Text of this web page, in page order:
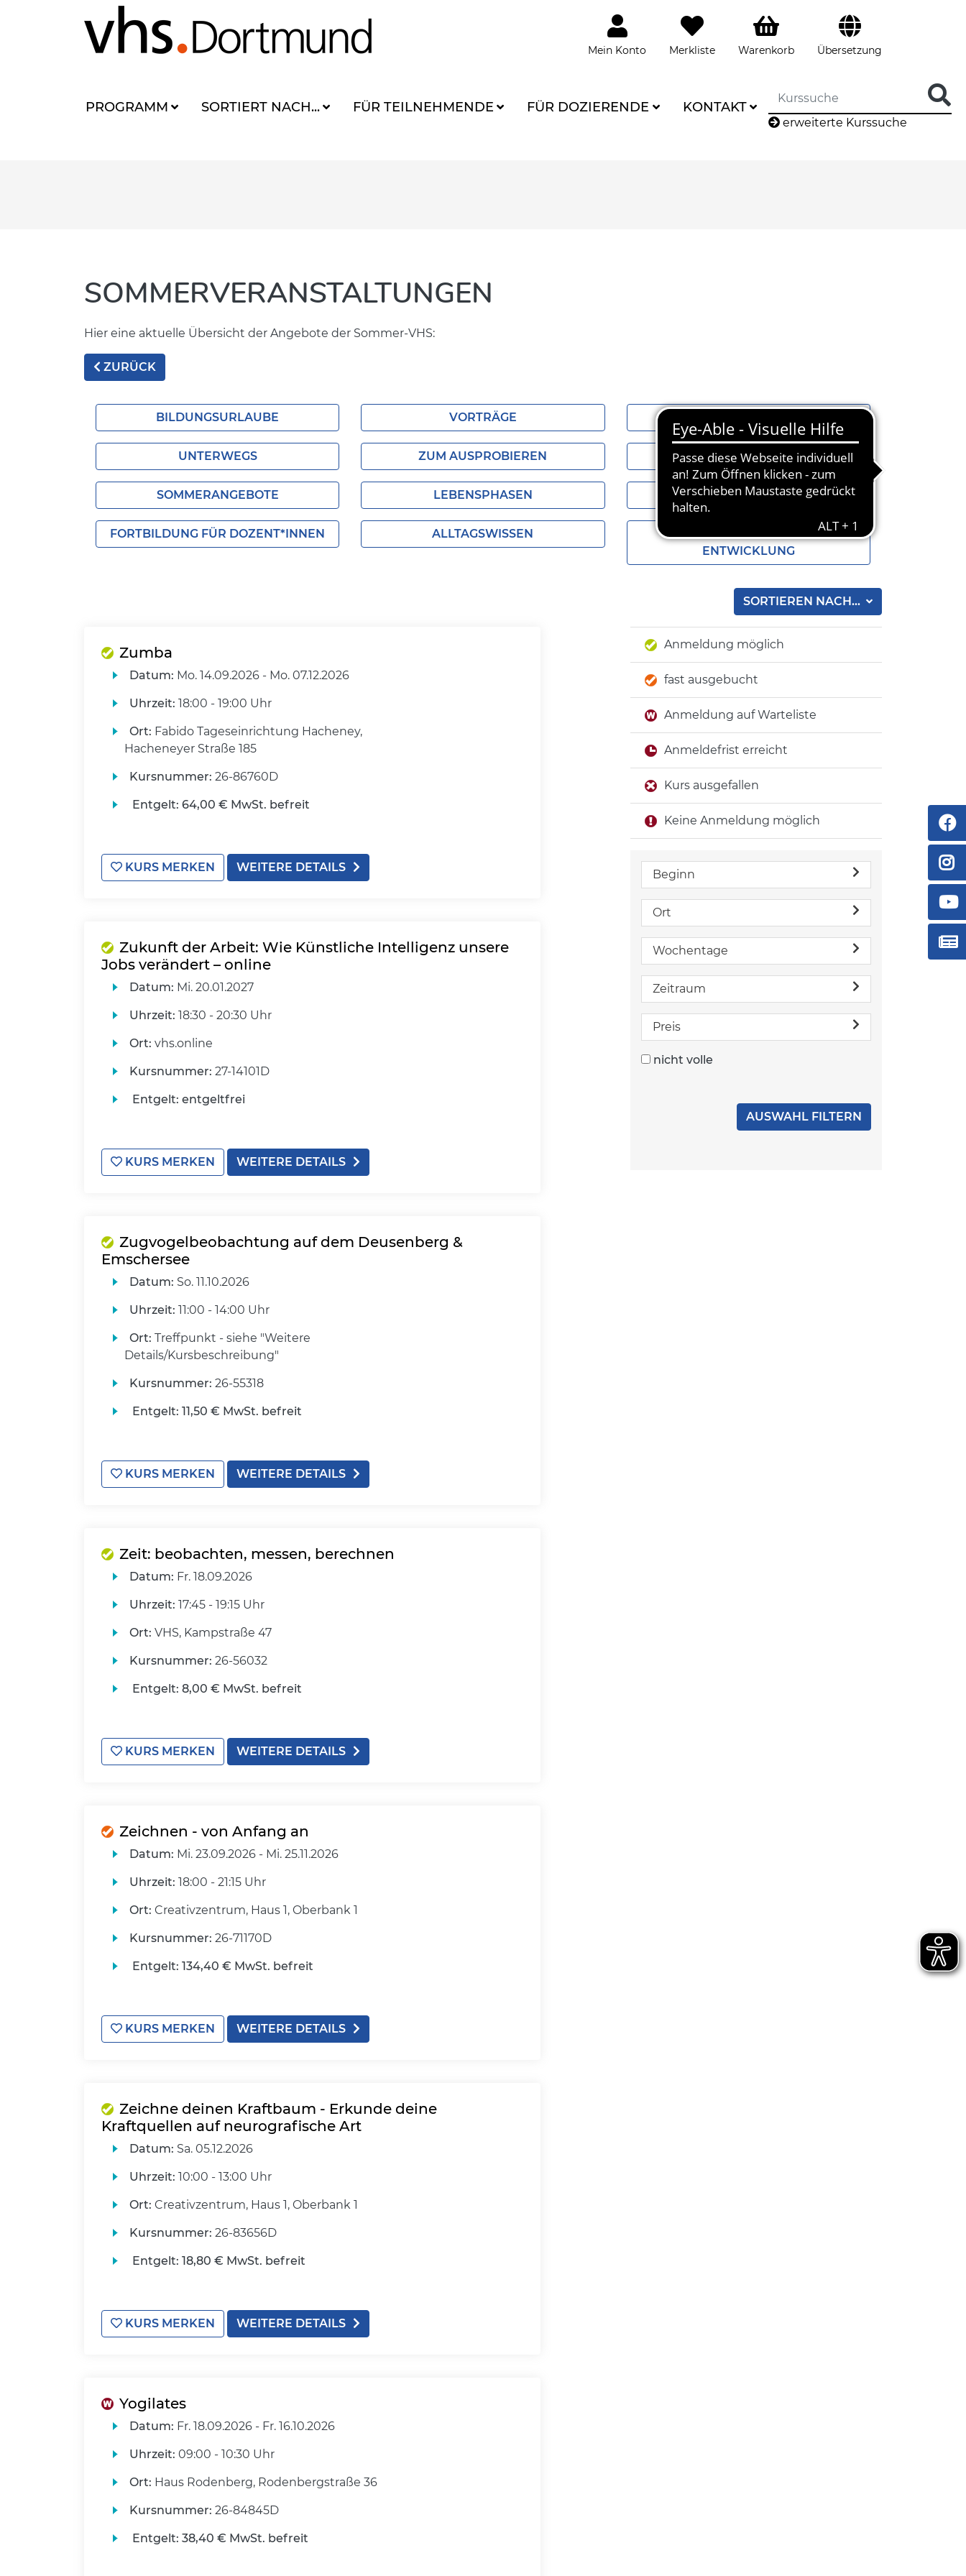
Mein Konto Merkliste Warenkorb Übersetzung
PROGRAMM SORTIERT NACH... FÜR TEILNEHMENDE FÜR DOZIERENDE KONTAKT
erweiterte Kurssuche
SOMMERVERANSTALTUNGEN
Hier eine aktuelle Übersicht der Angebote der Sommer-VHS:
ZURÜCK
BILDUNGSURLAUBE VORTRÄGE
UNTERWEGS ZUM AUSPROBIEREN IN DEN STADTBEZIRKEN
SOMMERANGEBOTE LEBENSPHASEN AUSSTELLUNGEN
FORTBILDUNG FÜR DOZENT*INNEN ALLTAGSWISSEN
17 ZIELE FÜR NACHHALTIGE
ENTWICKLUNG
SORTIEREN NACH...
Zumba
Datum: Mo. 14.09.2026 - Mo. 07.12.2026
Uhrzeit: 18:00 - 19:00 Uhr
Ort: Fabido Tageseinrichtung Hacheney,
Hacheneyer Straße 185
Kursnummer: 26-86760D
Entgelt: 64,00 € MwSt. befreit
KURS MERKEN WEITERE DETAILS
Zukunft der Arbeit: Wie Künstliche Intelligenz unsere
Jobs verändert – online
Datum: Mi. 20.01.2027
Uhrzeit: 18:30 - 20:30 Uhr
Ort: vhs.online
Kursnummer: 27-14101D
Entgelt: entgeltfrei
KURS MERKEN WEITERE DETAILS
Zugvogelbeobachtung auf dem Deusenberg &
Emschersee
Datum: So. 11.10.2026
Uhrzeit: 11:00 - 14:00 Uhr
Ort: Treffpunkt - siehe "Weitere
Details/Kursbeschreibung"
Kursnummer: 26-55318
Entgelt: 11,50 € MwSt. befreit
KURS MERKEN WEITERE DETAILS
Zeit: beobachten, messen, berechnen
Datum: Fr. 18.09.2026
Uhrzeit: 17:45 - 19:15 Uhr
Ort: VHS, Kampstraße 47
Kursnummer: 26-56032
Entgelt: 8,00 € MwSt. befreit
KURS MERKEN WEITERE DETAILS
Zeichnen - von Anfang an
Datum: Mi. 23.09.2026 - Mi. 25.11.2026
Uhrzeit: 18:00 - 21:15 Uhr
Ort: Creativzentrum, Haus 1, Oberbank 1
Kursnummer: 26-71170D
Entgelt: 134,40 € MwSt. befreit
KURS MERKEN WEITERE DETAILS
Zeichne deinen Kraftbaum - Erkunde deine
Kraftquellen auf neurografische Art
Datum: Sa. 05.12.2026
Uhrzeit: 10:00 - 13:00 Uhr
Ort: Creativzentrum, Haus 1, Oberbank 1
Kursnummer: 26-83656D
Entgelt: 18,80 € MwSt. befreit
KURS MERKEN WEITERE DETAILS
Yogilates
Datum: Fr. 18.09.2026 - Fr. 16.10.2026
Uhrzeit: 09:00 - 10:30 Uhr
Ort: Haus Rodenberg, Rodenbergstraße 36
Kursnummer: 26-84845D
Entgelt: 38,40 € MwSt. befreit
Anmeldung möglich
fast ausgebucht
Anmeldung auf Warteliste
Anmeldefrist erreicht
Kurs ausgefallen
Keine Anmeldung möglich
Beginn
Ort
Wochentage
Zeitraum
Preis
nicht volle